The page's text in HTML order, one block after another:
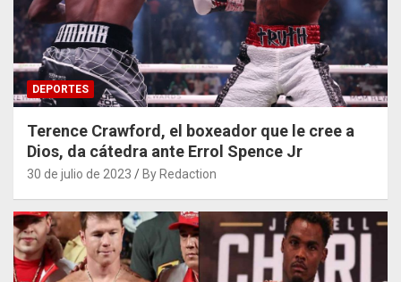
DEPORTES
Terence Crawford, el boxeador que le cree a
Dios, da cátedra ante Errol Spence Jr
30 de julio de 2023 By Redaction